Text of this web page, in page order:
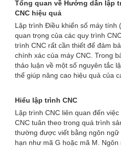
Tổng quan về Hướng dẫn lập
CNC hiệu quả
Lập trình Điều khiển số máy tính
quan trọng của các quy trình
trình CNC rất cần thiết để đảm
chính xác của máy CNC. Trong
thảo luận về một số nguyên tắc
thể giúp nâng cao hiệu quả của
Hiểu lập trình CNC
Lập trình CNC liên quan đến
CNC tuân theo trong quá trình
thường được viết bằng ngôn ngữ
hạn như mã G hoặc mã M.